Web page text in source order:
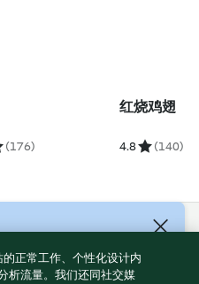
(176)
红烧鸡翅
4.8 (140)
科技(上海)有限公司 版权所有
正常工作、个性化设计内
析流量。我们还同社交媒